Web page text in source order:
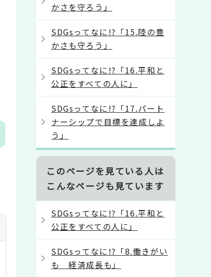
かさを守ろう」
SDGsってなに!?「15.陸の豊
かさも守ろう」
SDGsってなに!?「16.平和と
公正をすべての人に」
SDGsってなに!?「17.パート
ナーシップで目標を達成しよ
う」
このページを見ている人は
こんなページも見ています
SDGsってなに!?「16.平和と
公正をすべての人に」
SDGsってなに!?「8.働きがい
も 経済成長も」